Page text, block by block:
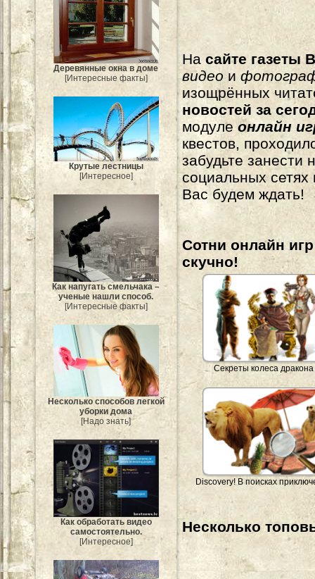
Деревянные окна в доме
[Интересные факты]
Крутые лестницы
[Интересное]
Как напугать смельчака –
ученые нашли способ.
[Интересные факты]
Несколько способов легкой
уборки дома
[Надо знать]
Как обработать видео
самостоятельно.
[Интересное]
На сайте газеты
видео и
изощрённых
новостей за
модуле онлайн
квестов,
забудьте
социальных
Вас будем ждать!
Сотни онлайн
скучно!
Секреты колеса дракона
Discovery! В поисках
Несколько